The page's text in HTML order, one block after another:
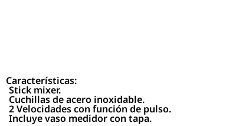
Características:
Stick mixer.
Cuchillas de acero inoxidable.
2 Velocidades con función de pulso.
Incluye vaso medidor con tapa.